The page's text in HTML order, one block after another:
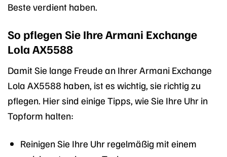
Beste verdient haben.
So pflegen Sie Ihre Armani Exchange
Lola AX5588
Damit Sie lange Freude an Ihrer Armani Exchange
Lola AX5588 haben, ist es wichtig, sie richtig zu
pflegen. Hier sind einige Tipps, wie Sie Ihre Uhr in
Topform halten:
Reinigen Sie Ihre Uhr regelmäßig mit einem